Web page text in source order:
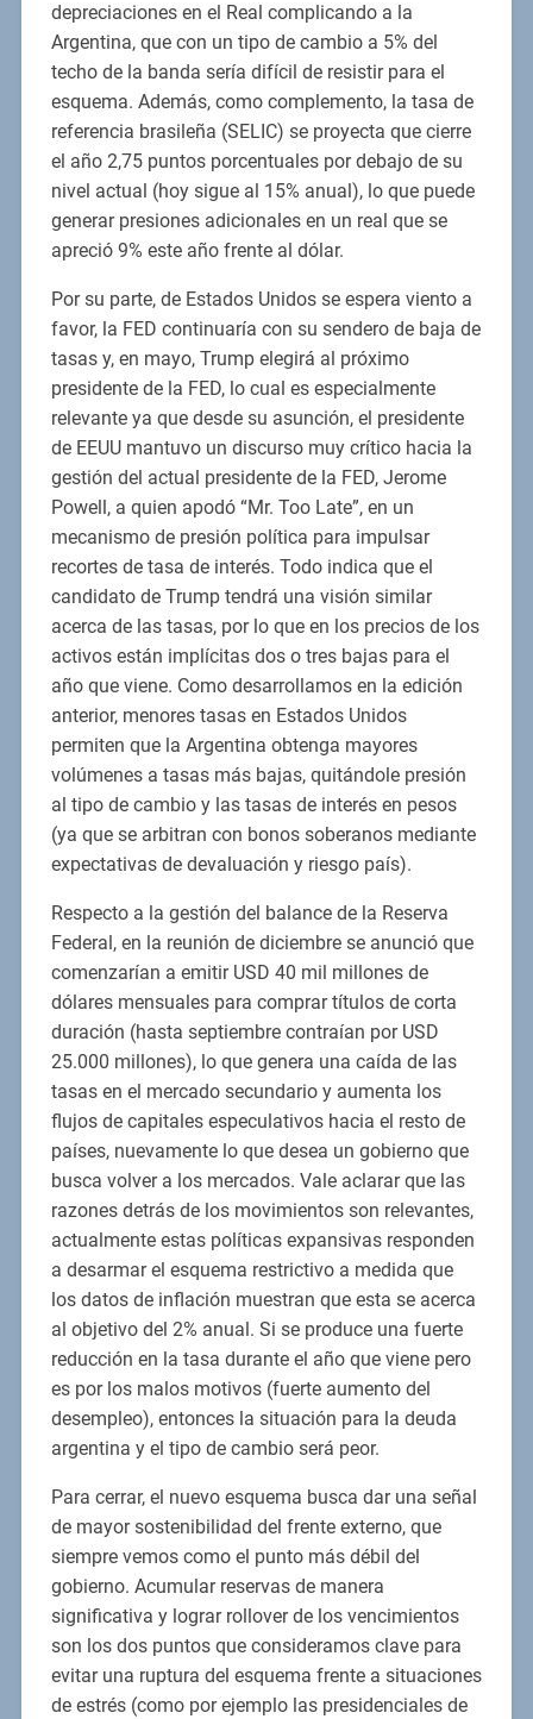
depreciaciones en el Real complicando a la
Argentina, que con un tipo de cambio a 5% del
techo de la banda sería difícil de resistir para el
esquema. Además, como complemento, la tasa de
referencia brasileña (SELIC) se proyecta que cierre
el año 2,75 puntos porcentuales por debajo de su
nivel actual (hoy sigue al 15% anual), lo que puede
generar presiones adicionales en un real que se
apreció 9% este año frente al dólar.
Por su parte, de Estados Unidos se espera viento a
favor, la FED continuaría con su sendero de baja de
tasas y, en mayo, Trump elegirá al próximo
presidente de la FED, lo cual es especialmente
relevante ya que desde su asunción, el presidente
de EEUU mantuvo un discurso muy crítico hacia la
gestión del actual presidente de la FED, Jerome
Powell, a quien apodó “Mr. Too Late”, en un
mecanismo de presión política para impulsar
recortes de tasa de interés. Todo indica que el
candidato de Trump tendrá una visión similar
acerca de las tasas, por lo que en los precios de los
activos están implícitas dos o tres bajas para el
año que viene. Como desarrollamos en la edición
anterior, menores tasas en Estados Unidos
permiten que la Argentina obtenga mayores
volúmenes a tasas más bajas, quitándole presión
al tipo de cambio y las tasas de interés en pesos
(ya que se arbitran con bonos soberanos mediante
expectativas de devaluación y riesgo país).
Respecto a la gestión del balance de la Reserva
Federal, en la reunión de diciembre se anunció que
comenzarían a emitir USD 40 mil millones de
dólares mensuales para comprar títulos de corta
duración (hasta septiembre contraían por USD
25.000 millones), lo que genera una caída de las
tasas en el mercado secundario y aumenta los
flujos de capitales especulativos hacia el resto de
países, nuevamente lo que desea un gobierno que
busca volver a los mercados. Vale aclarar que las
razones detrás de los movimientos son relevantes,
actualmente estas políticas expansivas responden
a desarmar el esquema restrictivo a medida que
los datos de inflación muestran que esta se acerca
al objetivo del 2% anual. Si se produce una fuerte
reducción en la tasa durante el año que viene pero
es por los malos motivos (fuerte aumento del
desempleo), entonces la situación para la deuda
argentina y el tipo de cambio será peor.
Para cerrar, el nuevo esquema busca dar una señal
de mayor sostenibilidad del frente externo, que
siempre vemos como el punto más débil del
gobierno. Acumular reservas de manera
significativa y lograr rollover de los vencimientos
son los dos puntos que consideramos clave para
evitar una ruptura del esquema frente a situaciones
de estrés (como por ejemplo las presidenciales de